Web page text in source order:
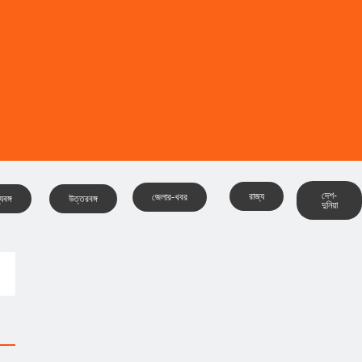
উত্তরবঙ্গ জেলার-খবর রাজ্য
দেশ-
দুনিয়া